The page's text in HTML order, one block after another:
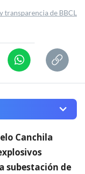
transparencia de BBCL
Canchila
subestación de